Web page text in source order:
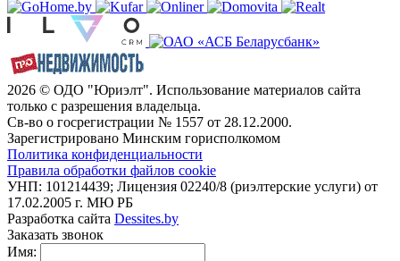
2026 © ОДО "Юриэлт". Использование материалов сайта
только с разрешения владельца.
Св-во о госрегистрации № 1557 от 28.12.2000.
Зарегистрировано Минским горисполкомом
Политика конфиденциальности
Правила обработки файлов cookie
УНП: 101214439; Лицензия 02240/8 (риэлтерские услуги) от
17.02.2005 г. МЮ РБ
Разработка сайта Dessites.by
Заказать звонок
Имя: